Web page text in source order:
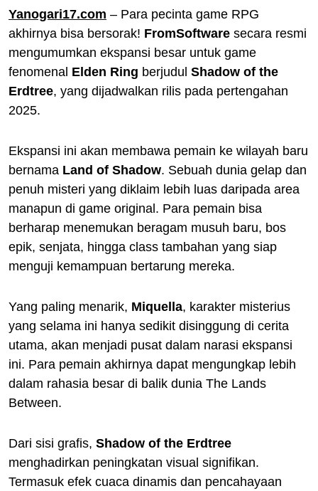
Yanogari17.com – Para pecinta game RPG
akhirnya bisa bersorak! FromSoftware secara resmi
mengumumkan ekspansi besar untuk game
fenomenal Elden Ring berjudul Shadow of the
Erdtree, yang dijadwalkan rilis pada pertengahan
2025.
Ekspansi ini akan membawa pemain ke wilayah baru
bernama Land of Shadow. Sebuah dunia gelap dan
penuh misteri yang diklaim lebih luas daripada area
manapun di game original. Para pemain bisa
berharap menemukan beragam musuh baru, bos
epik, senjata, hingga class tambahan yang siap
menguji kemampuan bertarung mereka.
Yang paling menarik, Miquella, karakter misterius
yang selama ini hanya sedikit disinggung di cerita
utama, akan menjadi pusat dalam narasi ekspansi
ini. Para pemain akhirnya dapat mengungkap lebih
dalam rahasia besar di balik dunia The Lands
Between.
Dari sisi grafis, Shadow of the Erdtree
menghadirkan peningkatan visual signifikan.
Termasuk efek cuaca dinamis dan pencahayaan